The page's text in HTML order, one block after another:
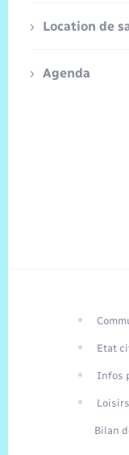
Location de
Agenda
Etat
Infos
Loisirs
Bilan